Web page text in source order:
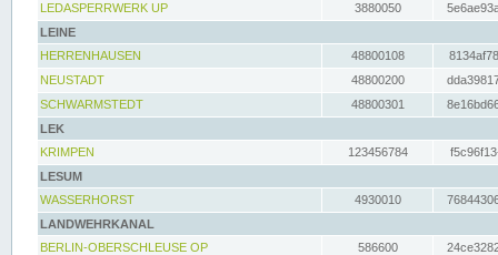
LEDASPERRWERK UP
3880050
LEINE
HERRENHAUSEN
48800108
NEUSTADT
48800200
SCHWARMSTEDT
48800301
LEK
KRIMPEN
123456784
LESUM
WASSERHORST
4930010
LANDWEHRKANAL
BERLIN-OBERSCHLEUSE OP
586600